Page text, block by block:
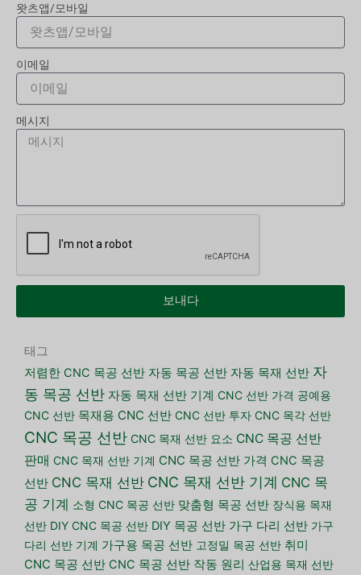
왓츠앱/모바일
이메일
메시지
보내다
태그
저렴한 CNC 목공 선반 자동 목공 선반 자동 목재 선반 자
동 목공 선반 자동 목재 선반 기계 CNC 선반 가격 공예용
CNC 선반 목재용 CNC 선반 CNC 선반 투자 CNC 목각 선반
CNC 목공 선반 CNC 목재 선반 요소 CNC 목공 선반
판매 CNC 목재 선반 기계 CNC 목공 선반 가격 CNC 목공
선반 CNC 목재 선반 CNC 목재 선반 기계 CNC 목
공 기계 소형 CNC 목공 선반 맞춤형 목공 선반 장식용 목재
선반 DIY CNC 목공 선반 DIY 목공 선반 가구 다리 선반 가구
다리 선반 기계 가구용 목공 선반 고정밀 목공 선반 취미
CNC 목공 선반 CNC 목공 선반 작동 원리 산업용 목재 선반